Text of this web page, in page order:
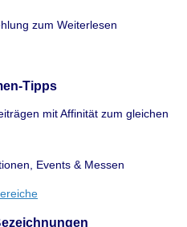
Tipps
mit Affinität zum gleichen
Events & Messen